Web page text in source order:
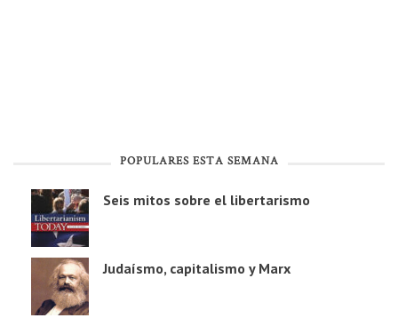
POPULARES ESTA SEMANA
Seis mitos sobre el libertarismo
Judaísmo, capitalismo y Marx